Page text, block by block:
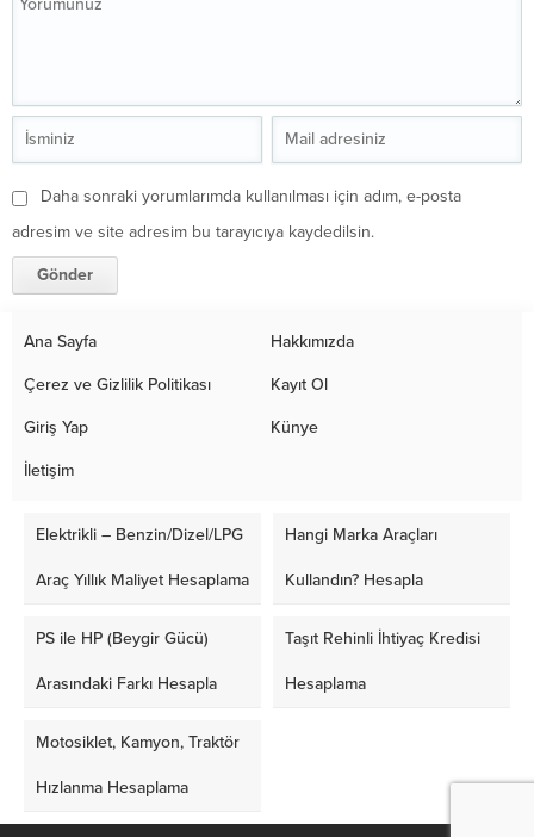
Daha sonraki yorumlarımda kullanılması için adım, e-posta
adresim ve site adresim bu tarayıcıya kaydedilsin.
Ana Sayfa Hakkımızda
Çerez ve Gizlilik Politikası Kayıt Ol
Giriş Yap Künye
İletişim
Elektrikli – Benzin/Dizel/LPG
Araç Yıllık Maliyet Hesaplama
Hangi Marka Araçları
Kullandın? Hesapla
PS ile HP (Beygir Gücü)
Arasındaki Farkı Hesapla
Taşıt Rehinli İhtiyaç Kredisi
Hesaplama
Motosiklet, Kamyon, Traktör
Hızlanma Hesaplama